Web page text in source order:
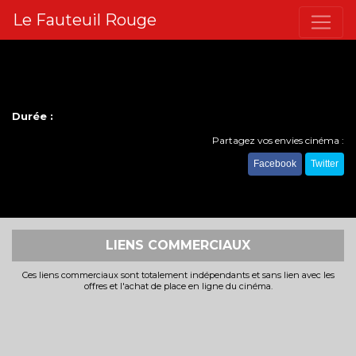
Le Fauteuil Rouge
Durée :
Partagez vos envies cinéma :
Facebook Twitter
LIENS COMMERCIAUX
Ces liens commerciaux sont totalement indépendants et sans lien avec les
offres et l'achat de place en ligne du cinéma.